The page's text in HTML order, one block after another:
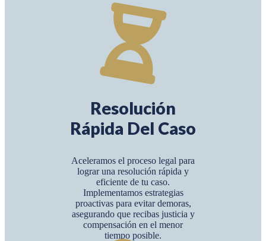
Resolución
Rápida Del Caso
Aceleramos el proceso legal para
lograr una resolución rápida y
eficiente de tu caso.
Implementamos estrategias
proactivas para evitar demoras,
asegurando que recibas justicia y
compensación en el menor
tiempo posible.